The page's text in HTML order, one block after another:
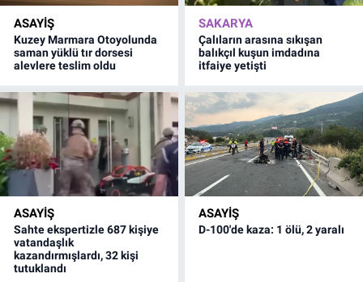
ASAYİŞ
Kuzey Marmara Otoyolunda
saman yüklü tır dorsesi
alevlere teslim oldu
SAKARYA
Çalıların arasına sıkışan
balıkçıl kuşun imdadına
itfaiye yetişti
ASAYİŞ
Sahte ekspertizle 687 kişiye
vatandaşlık
kazandırmışlardı, 32 kişi
tutuklandı
ASAYİŞ
D-100'de kaza: 1 ölü, 2 yaralı